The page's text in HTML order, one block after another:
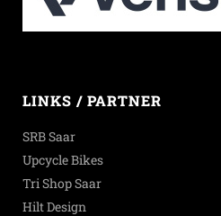
LINKS / PARTNER
SRB Saar
Upcycle Bikes
Tri Shop Saar
Hilt Design